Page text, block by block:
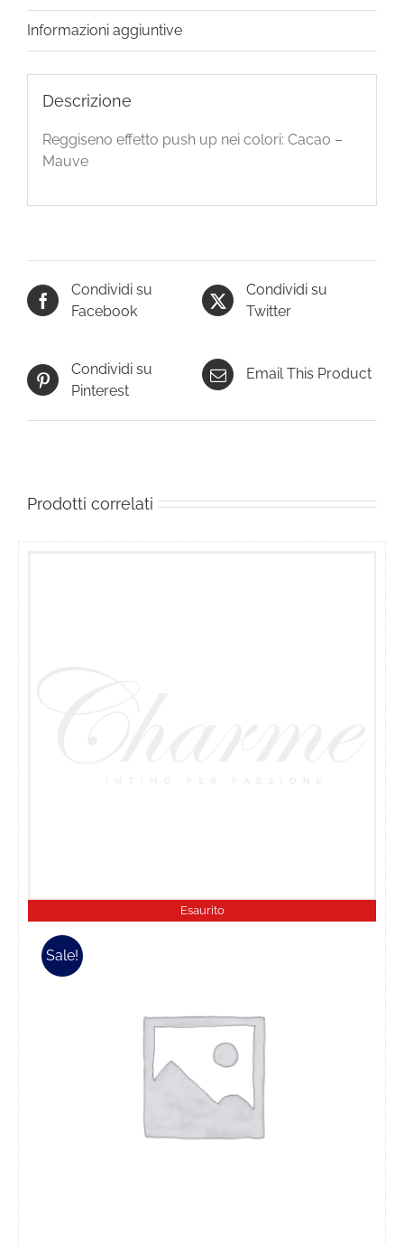
Informazioni aggiuntive
Descrizione
Reggiseno effetto push up nei colori: Cacao –
Mauve
Condividi su
Facebook
Condividi su
Twitter
Condividi su
Pinterest
Email This Product
Prodotti correlati
Esaurito
Sale!